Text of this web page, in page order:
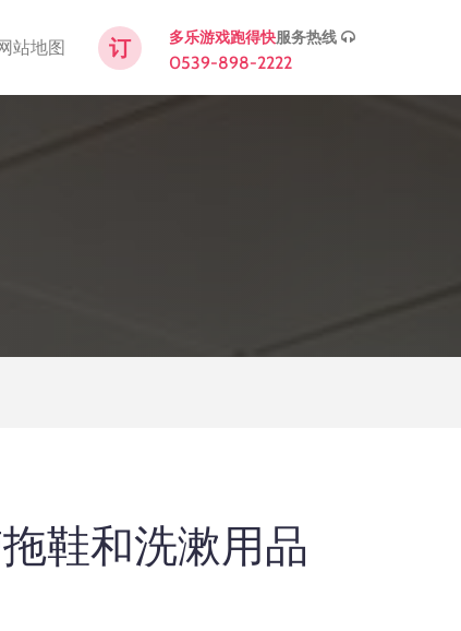
站地图 订 多乐游戏跑得快服务热线
0539-898-2222
鞋和洗漱用品